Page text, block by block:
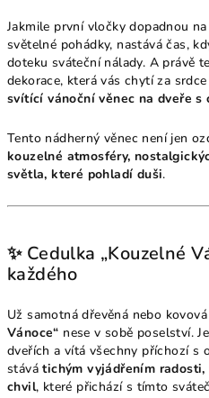
Jakmile první vločky dopadnou
světelné pohádky, nastává čas,
doteku sváteční nálady. A právě
dekorace, která vás chytí za
svítící vánoční věnec na dveře s
Tento nádherný věnec není jen
kouzelné atmosféry,
světla, které pohladí duši.
✨ Cedulka „Kouzelné
každého
Už samotná dřevěná nebo
Vánoce“ nese v sobě poselství.
dveřích a vítá všechny příchozí s
stávátichým vyjádřením
chvil, které přichází s tímto